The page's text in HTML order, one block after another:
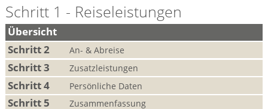
Herzlich Willkommen
England
Schottland
Wales
Geführte Wandertouren
Wandern in Cornwall
Wandern in England
Wandern in Schottland
Themenreisen
Classic-Car-Reise durch Südengland
Für Outlander‑Fans: inspiriert durch die Highland Saga
Gartenreisen England
Allergikerreisen
BTCo
Schritt 1 - Reiseleistungen
Übersicht
Schritt 2
An- & Abreise
Schritt 3 Zusatzleistungen
Schritt 4 Persönliche Daten
Schritt 5 Zusammenfassung